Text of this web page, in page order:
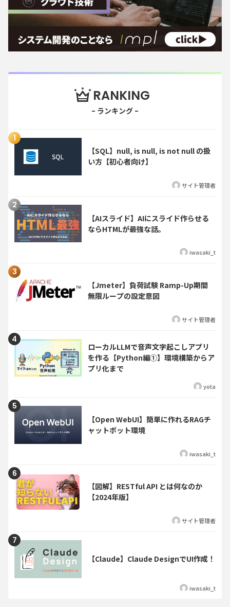
RANKING
【SQL】null, is null, is not null の扱
い方【初心者向け】
サイト管理者
【AIスライド】AIにスライド作らせる
ならHTMLが最強な話。
iwasaki_t
【Jmeter】負荷試験 Ramp-Up期間
無限ループの設定意図
サイト管理者
ローカルLLMで音声文字起こしアプリ
を作る【Python編①】環境構築からア
プリ化まで
yota
【Open WebUI】簡単に作れるRAGチ
ャットボット環境
iwasaki_t
【図解】RESTful API とは何なのか
【2024年版】
サイト管理者
【Claude】Claude DesignでUI作成！
iwasaki_t